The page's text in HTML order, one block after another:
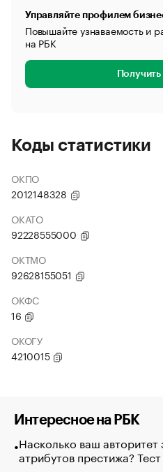
Управляйте профилем
Повышайте узнаваемость и
на РБК
Коды статистики
ОКПО
2012148328
ОКАТО
92228555000
ОКТМО
92628155051
ОКФС
16
ОКОГУ
4210015
Интересное на РБК
Насколько ваш авторитет
атрибутов престижа?